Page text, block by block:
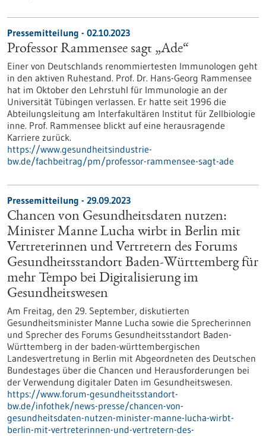
Pressemitteilung - 02.10.2023
Professor Rammensee sagt „Ade“
Einer von Deutschlands renommiertesten Immunologen geht
in den aktiven Ruhestand. Prof. Dr. Hans-Georg Rammensee
hat im Oktober den Lehrstuhl für Immunologie an der
Universität Tübingen verlassen. Er hatte seit 1996 die
Abteilungsleitung am Interfakultären Institut für Zellbiologie
inne. Prof. Rammensee blickt auf eine herausragende
Karriere zurück.
https://www.gesundheitsindustrie-
bw.de/fachbeitrag/pm/professor-rammensee-sagt-ade
Pressemitteilung - 29.09.2023
Chancen von Gesundheitsdaten nutzen:
Minister Manne Lucha wirbt in Berlin mit
Vertreterinnen und Vertretern des Forums
Gesundheitsstandort Baden-Württemberg für
mehr Tempo bei Digitalisierung im
Gesundheitswesen
Am Freitag, den 29. September, diskutierten
Gesundheitsminister Manne Lucha sowie die Sprecherinnen
und Sprecher des Forums Gesundheitsstandort Baden-
Württemberg in der baden-württembergischen
Landesvertretung in Berlin mit Abgeordneten des Deutschen
Bundestages über die Chancen und Herausforderungen bei
der Verwendung digitaler Daten im Gesundheitswesen.
https://www.forum-gesundheitsstandort-
bw.de/infothek/news-presse/chancen-von-
gesundheitsdaten-nutzen-minister-manne-lucha-wirbt-
berlin-mit-vertreterinnen-und-vertretern-des-